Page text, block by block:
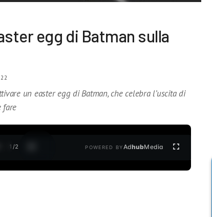
egg di Batman sulla
un easter egg di Batman, che celebra l’uscita di
fare
1 /2 POWERED BYAdhubMedia